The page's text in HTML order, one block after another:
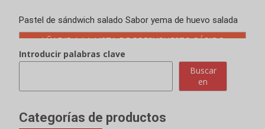
Pastel de sándwich salado Sabor yema de huevo salada
AÑADIR A LA LISTA DE PRESUPUESTO RÁPIDO
Introducir palabras clave
Buscar
en
Categorías de productos